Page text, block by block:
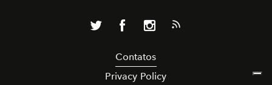
Contatos
Privacy Policy